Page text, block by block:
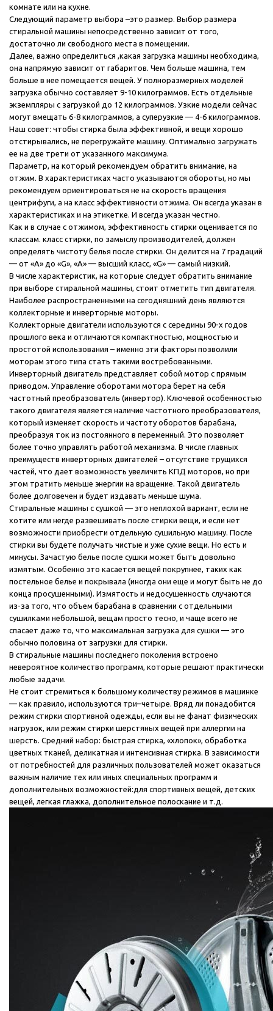
комнате или на кухне.
Следующий параметр выбора –это размер. Выбор размера
стиральной машины непосредственно зависит от того,
достаточно ли свободного места в помещении.
Далее, важно определиться ,какая загрузка машины необходима,
она напрямую зависит от габаритов. Чем больше машина, тем
больше в нее помещается вещей. У полноразмерных моделей
загрузка обычно составляет 9-10 килограммов. Есть отдельные
экземпляры с загрузкой до 12 килограммов. Узкие модели сейчас
могут вмещать 6-8 килограммов, а суперузкие — 4-6 килограммов.
Наш совет: чтобы стирка была эффективной, и вещи хорошо
отстирывались, не перегружайте машину. Оптимально загружать
ее на две трети от указанного максимума.
Параметр, на который рекомендуем обратить внимание, на
отжим. В характеристиках часто указываются обороты, но мы
рекомендуем ориентироваться не на скорость вращения
центрифуги, а на класс эффективности отжима. Он всегда указан в
характеристиках и на этикетке. И всегда указан честно.
Как и в случае с отжимом, эффективность стирки оценивается по
классам. класс стирки, по замыслу производителей, должен
определять чистоту белья после стирки. Он делится на 7 градаций
— от «A» до «G», «A» — высший класс, «G» — самый низкий.
В числе характеристик, на которые следует обратить внимание
при выборе стиральной машины, стоит отметить тип двигателя.
Наиболее распространенными на сегодняшний день являются
коллекторные и инверторные моторы.
Коллекторные двигатели используются с середины 90-х годов
прошлого века и отличаются компактностью, мощностью и
простотой использования – именно эти факторы позволили
моторам этого типа стать такими востребованными.
Инверторный двигатель представляет собой мотор с прямым
приводом. Управление оборотами мотора берет на себя
частотный преобразователь (инвертор). Ключевой особенностью
такого двигателя является наличие частотного преобразователя,
который изменяет скорость и частоту оборотов барабана,
преобразуя ток из постоянного в переменный. Это позволяет
более точно управлять работой механизма. В числе главных
преимуществ инверторных двигателей – отсутствие трущихся
частей, что дает возможность увеличить КПД моторов, но при
этом тратить меньше энергии на вращение. Такой двигатель
более долговечен и будет издавать меньше шума.
Стиральные машины с сушкой — это неплохой вариант, если не
хотите или негде развешивать после стирки вещи, и если нет
возможности приобрести отдельную сушильную машину. После
стирки вы будете получать чистые и уже сухие вещи. Но есть и
минусы. Зачастую белье после сушки может быть довольно
измятым. Особенно это касается вещей покрупнее, таких как
постельное белье и покрывала (иногда они еще и могут быть не до
конца просушенными). Измятость и недосушенность случаются
из-за того, что объем барабана в сравнении с отдельными
сушилками небольшой, вещам просто тесно, и чаще всего не
спасает даже то, что максимальная загрузка для сушки — это
обычно половина от загрузки для стирки.
В стиральные машины последнего поколения встроено
невероятное количество программ, которые решают практически
любые задачи.
Не стоит стремиться к большому количеству режимов в машинке
— как правило, используются три–четыре. Вряд ли понадобится
режим стирки спортивной одежды, если вы не фанат физических
нагрузок, или режим стирки шерстяных вещей при аллергии на
шерсть. Средний набор: быстрая стирка, «хлопок», обработка
цветных тканей, деликатная и интенсивная стирка. В зависимости
от потребностей для различных пользователей может оказаться
важным наличие тех или иных специальных программ и
дополнительных возможностей:для спортивных вещей, детских
вещей, легкая глажка, дополнительное полоскание и т.д.
раз в 2 недели